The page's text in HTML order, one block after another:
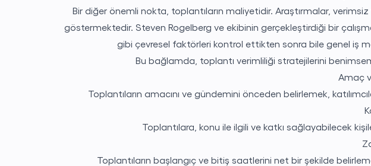
Bir diğer önemli nokta, toplantıların maliyetidir. Araştırmalar,
göstermektedir. Steven Rogelberg ve ekibinin gerçekleştirdiği bir
gibi çevresel faktörleri kontrol ettikten sonra bile genel iş
Bu bağlamda, toplantı verimliliği stratejilerini
Amaç
Toplantıların amacını ve gündemini önceden belirlemek,
Toplantılara, konu ile ilgili ve katkı sağlayabilecek
Toplantıların başlangıç ve bitiş saatlerini net bir şekilde
Başvuru Formu